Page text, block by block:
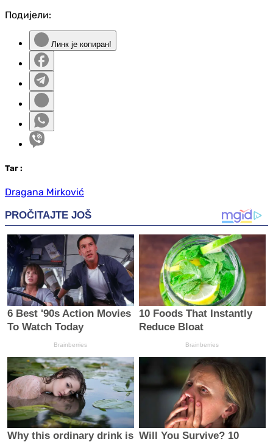
Подијели:
Линк је копиран!
Таг :
Dragana Mirković